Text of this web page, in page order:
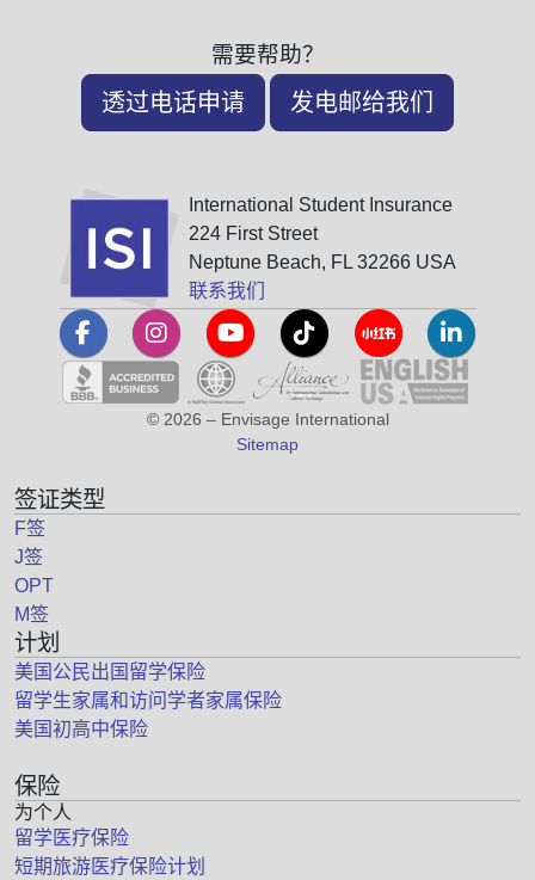
需要帮助？
透过电话申请 发电邮给我们
International Student Insurance
224 First Street
Neptune Beach, FL 32266 USA
联系我们
© 2026 – Envisage International
Sitemap
签证类型
F签
J签
OPT
M签
计划
美国公民出国留学保险
留学生家属和访问学者家属保险
美国初高中保险
保险
为个人
留学医疗保险
短期旅游医疗保险计划